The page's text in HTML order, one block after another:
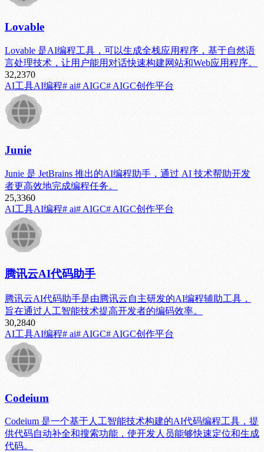
Lovable
Lovable 是AI编程工具，可以生成全栈应用程序，基于自然语
言处理技术，让用户能用对话快速构建网站和Web应用程序。
32,2370
AI工具AI编程# ai# AIGC# AIGC创作平台
Junie
Junie 是 JetBrains 推出的AI编程助手，通过 AI 技术帮助开发
者更高效地完成编程任务。
25,3360
AI工具AI编程# ai# AIGC# AIGC创作平台
腾讯云AI代码助手
腾讯云AI代码助手是由腾讯云自主研发的AI编程辅助工具，
旨在通过人工智能技术提高开发者的编码效率。
30,2840
AI工具AI编程# ai# AIGC# AIGC创作平台
Codeium
Codeium 是一个基于人工智能技术构建的AI代码编程工具，提
供代码自动补全和搜索功能，使开发人员能够快速定位和生成
代码。